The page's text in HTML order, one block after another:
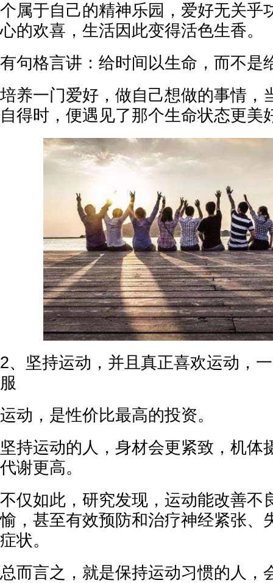
个属于自己的精神乐园，爱好无关乎
心的欢喜，生活因此变得活色生香。
有句格言讲：给时间以生命，而不是
培养一门爱好，做自己想做的事情，
自得时，便遇见了那个生命状态更美
2、坚持运动，并且真正喜欢运动，
服
运动，是性价比最高的投资。
坚持运动的人，身材会更紧致，机体
代谢更高。
不仅如此，研究发现，运动能改善不
愉，甚至有效预防和治疗神经紧张、
症状。
总而言之，就是保持运动习惯的人，